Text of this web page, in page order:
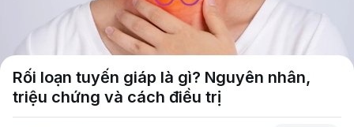
Rối loạn tuyến giáp là gì? Nguyên nhân,
triệu chứng và cách điều trị